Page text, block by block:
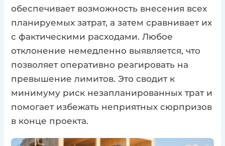
обеспечивает возможность внесения всех
планируемых затрат, а затем сравнивает их
с фактическими расходами. Любое
отклонение немедленно выявляется, что
позволяет оперативно реагировать на
превышение лимитов. Это сводит к
минимуму риск незапланированных трат и
помогает избежать неприятных сюрпризов
в конце проекта.